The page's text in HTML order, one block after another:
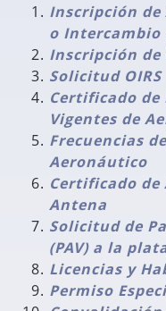
Inscripción
o Intercambio
Inscripción de
Solicitud OIRS
Certificado
Vigentes de
Frecuencias
Aeronáutico
Certificado
Antena
Solicitud de
(PAV) a la
Licencias y
Permiso